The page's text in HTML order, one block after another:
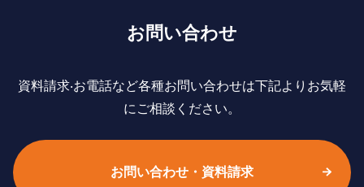
お問い合わせ
資料請求‧お電話など各種お問い合わせは下記よりお気軽
にご相談ください。
お問い合わせ・資料請求